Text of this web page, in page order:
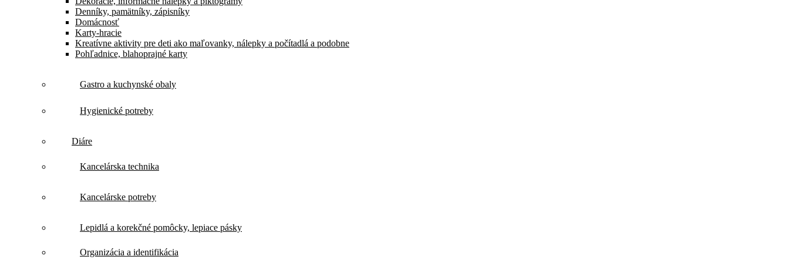
Denníky, pamätníky, zápisníky
Domácnosť
Karty-hracie
Kreatívne aktivity pre deti ako maľovanky, nálepky a počítadlá a podobne
Pohľadnice, blahoprajné karty
Gastro a kuchynské obaly
Hygienické potreby
Diáre
Kancelárska technika
Kancelárske potreby
Lepidlá a korekčné pomôcky, lepiace pásky
Organizácia a identifikácia